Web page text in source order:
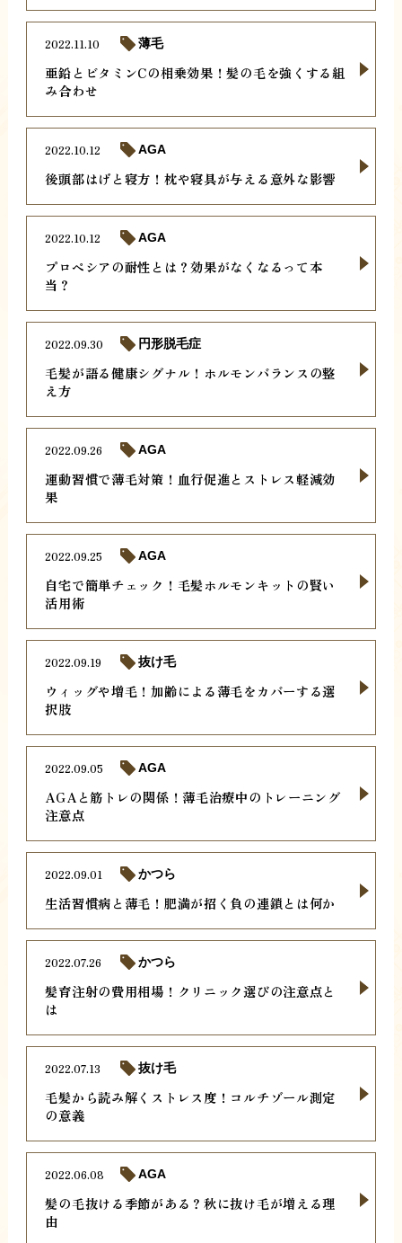
亜鉛とビタミンCの相乗効果！髪の毛を強くする組
み合わせ
2022.11.10 薄毛
後頭部はげと寝方！枕や寝具が与える意外な影響
2022.10.12 AGA
プロペシアの耐性とは？効果がなくなるって本
当？
2022.10.12 AGA
毛髪が語る健康シグナル！ホルモンバランスの整
え方
2022.09.30 円形脱毛症
運動習慣で薄毛対策！血行促進とストレス軽減効
果
2022.09.26 AGA
自宅で簡単チェック！毛髪ホルモンキットの賢い
活用術
2022.09.25 AGA
ウィッグや増毛！加齢による薄毛をカバーする選
択肢
2022.09.19 抜け毛
AGAと筋トレの関係！薄毛治療中のトレーニング
注意点
2022.09.05 AGA
生活習慣病と薄毛！肥満が招く負の連鎖とは何か
2022.09.01 かつら
髪育注射の費用相場！クリニック選びの注意点と
は
2022.07.26 かつら
毛髪から読み解くストレス度！コルチゾール測定
の意義
2022.07.13 抜け毛
髪の毛抜ける季節がある？秋に抜け毛が増える理
由
2022.06.08 AGA